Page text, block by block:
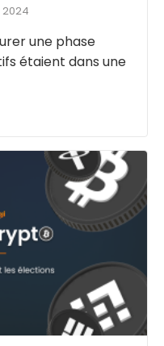
2024
une phase
étaient dans une